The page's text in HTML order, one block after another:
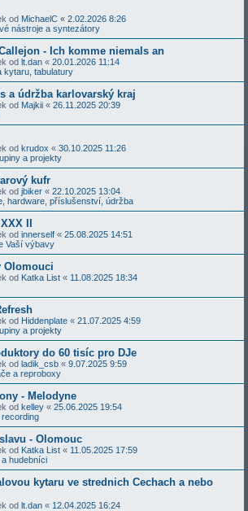
od MichaelC « 2.02.2026 8:26
nástroje a syntezátory
- Ich komme niemals an
od lt.dan « 20.01.2026 11:14
kytaru, tabulatury
a údržba karlovarský kraj
od Majkii « 26.11.2025 20:39
od krudox « 30.10.2025 11:26
a projekty
kufr
od jbiker « 22.10.2025 13:04
hardware, příslušenství, údržba
II
od innerself « 25.08.2025 14:51
Vaší výbavy
Olomouci
od Katka List « 11.08.2025 18:34
od Hiddenplate « 21.07.2025 4:59
a projekty
do 60 tisíc pro DJe
od ladik_csb « 9.07.2025 9:59
a reproboxy
- Melodyne
od kelley « 25.06.2025 19:54
recording
- Olomouc
od Katka List « 11.05.2025 17:59
hudebníci
kytaru ve strednich Cechach a nebo
od lt.dan « 12.04.2025 16:24